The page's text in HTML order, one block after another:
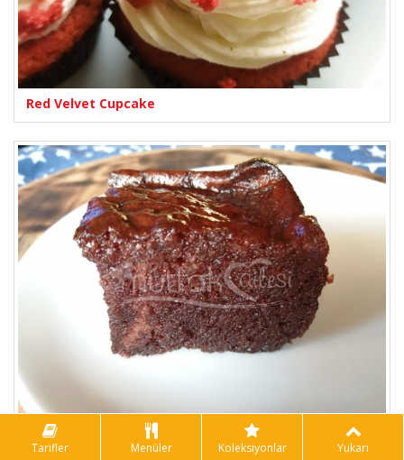
Red Velvet Cupcake
Islak Kek
Tarifler Menüler Koleksiyonlar Yukarı